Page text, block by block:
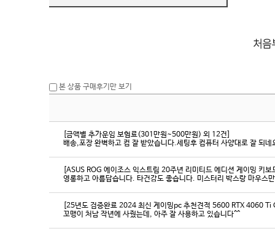
본 상품 구매후기만 보기
[금액별 추가운임 보험료(301만원~500만원) 외 12건]
배송,포장 완벽하고 컴 잘 받았습니다.세팅후 컴퓨터 사양대로 잘 되
[ASUS ROG 에이조스 익스트림 20주년 리미티드 에디션 게이밍 키
영롱하고 아름답습니다. 타건감도 좋습니다. 미스터리 박스랑 마우스
[25년도 검증완료 2024 최신 게이밍pc 추천견적 5600 RTX 4060
꼬맹이 처남 작년에 사줬는데, 아주 잘 사용하고 있습니다^^